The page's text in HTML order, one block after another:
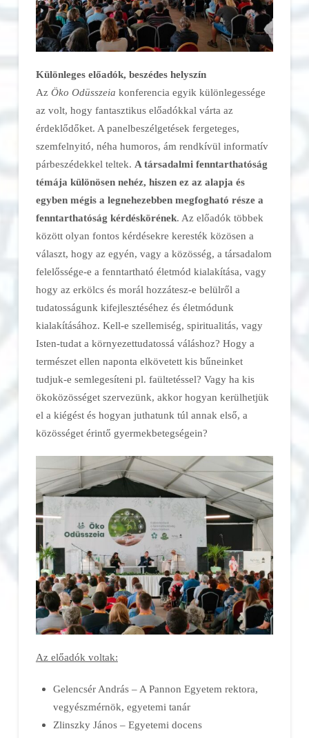
Különleges előadók, beszédes helyszín
Az Öko Odüsszeia konferencia egyik különlegessége
az volt, hogy fantasztikus előadókkal várta az
érdeklődőket. A panelbeszélgetések fergeteges,
szemfelnyitó, néha humoros, ám rendkívül informatív
párbeszédekkel teltek. A társadalmi fenntarthatóság
témája különösen nehéz, hiszen ez az alapja és
egyben mégis a legnehezebben megfogható része a
fenntarthatóság kérdéskörének. Az előadók többek
között olyan fontos kérdésekre keresték közösen a
választ, hogy az egyén, vagy a közösség, a társadalom
felelőssége-e a fenntartható életmód kialakítása, vagy
hogy az erkölcs és morál hozzátesz-e belülről a
tudatosságunk kifejlesztéséhez és életmódunk
kialakításához. Kell-e szellemiség, spiritualitás, vagy
Isten-tudat a környezettudatossá váláshoz? Hogy a
természet ellen naponta elkövetett kis bűneinket
tudjuk-e semlegesíteni pl. faültetéssel? Vagy ha kis
ökoközösséget szervezünk, akkor hogyan kerülhetjük
el a kiégést és hogyan juthatunk túl annak első, a
közösséget érintő gyermekbetegségein?
Az előadók voltak:
Gelencsér András – A Pannon Egyetem rektora,
vegyészmérnök, egyetemi tanár
Zlinszky János – Egyetemi docens